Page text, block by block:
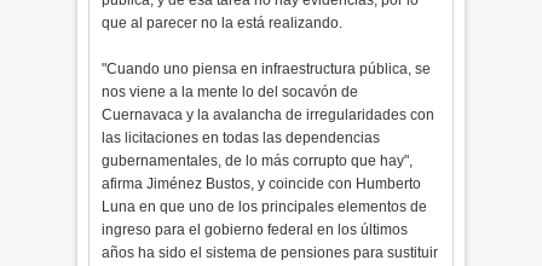
que al parecer no la está realizando.
"Cuando uno piensa en infraestructura pública, se
nos viene a la mente lo del socavón de
Cuernavaca y la avalancha de irregularidades con
las licitaciones en todas las dependencias
gubernamentales, de lo más corrupto que hay",
afirma Jiménez Bustos, y coincide con Humberto
Luna en que uno de los principales elementos de
ingreso para el gobierno federal en los últimos
años ha sido el sistema de pensiones para sustituir